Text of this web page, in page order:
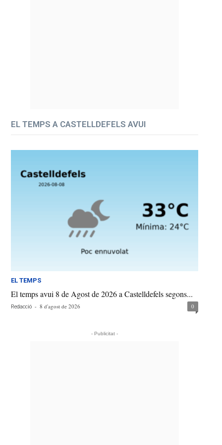
EL TEMPS A CASTELLDEFELS AVUI
EL TEMPS
El temps avui 8 de Agost de 2026 a Castelldefels segons...
Redacció - 8 d'agost de 2026 0
- Publicitat -